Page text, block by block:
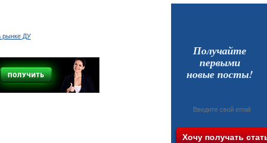
Получайте
первыми
новые посты!